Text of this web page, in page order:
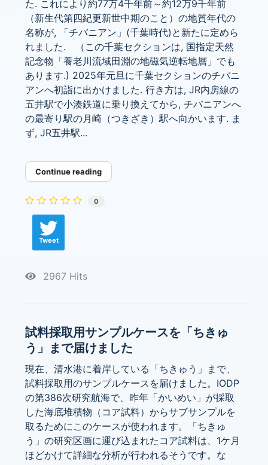
た. これにより約77万4千年前～約12万9千年前
（新生代第四紀更新世中期のこと）の地質年代の
名称が, 「チバニアン」(千葉時代)と新たに定めら
れました. （この千葉セクションは, 国指定天然
記念物「養老川流域田淵の地磁気逆転地層」でも
あります.) 2025年元旦に千葉セクションのチバニ
アンへ初詣に出かけました. 行き方は, JR内房線の
五井駅で小湊鉄道に乗り換えてから, チバニアンへ
の最寄り駅の月崎（つきざき）駅へ向かいます. ま
ず, JR五井駅...
Continue reading
0
Tweet
2967 Hits
試料採取用サンプルケースを「ちきゅ
う」まで届けました
現在、清水港に着岸している「ちきゅう」まで、
試料採取用のサンプルケースを届けました。IODP
の第386次研究航海で、昨年「かいめい」が採取
した海底堆積物（コア試料）からサブサンプルを
取るためにこのケースが使われます。「ちきゅ
う」の研究区画に運び込まれたコア試料は、1ケ月
ほどかけて詳細な分析が行われるそうです。な